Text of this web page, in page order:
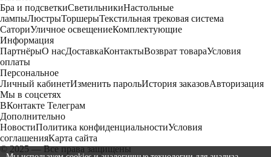
Бра и подсветкиСветильникиНастольные
лампыЛюстрыТоршерыТекстильная трековая система
СаториУличное освещениеКомплектующие
Информация
ПартнёрыО насДоставкаКонтактыВозврат товараУсловия
оплаты
Персональное
Личный кабинетИзменить парольИстория заказовАвторизация
Мы в соцсетях
ВКонтакте Телеграм
Дополнительно
НовостиПолитика конфиденциальностиУсловия
соглашенияКарта сайта
© 2025 — Все права защищены